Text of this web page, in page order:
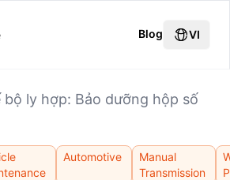
Blog VI
bộ ly hợp: Bảo dưỡng hộp số
Automotive
Manual
Transmission